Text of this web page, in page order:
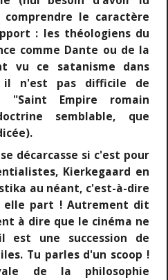
le caractère
: les théologiens du
comme Dante ou de la
vu ce satanisme dans
n'est pas difficile de
"Saint Empire romain
semblable, que
décarcasse si c'est pour
Kierkegaard en
au néant, c'est-à-dire
elle part ! Autrement dit
à dire que le cinéma ne
est une succession de
Tu parles d'un scoop !
de la philosophie